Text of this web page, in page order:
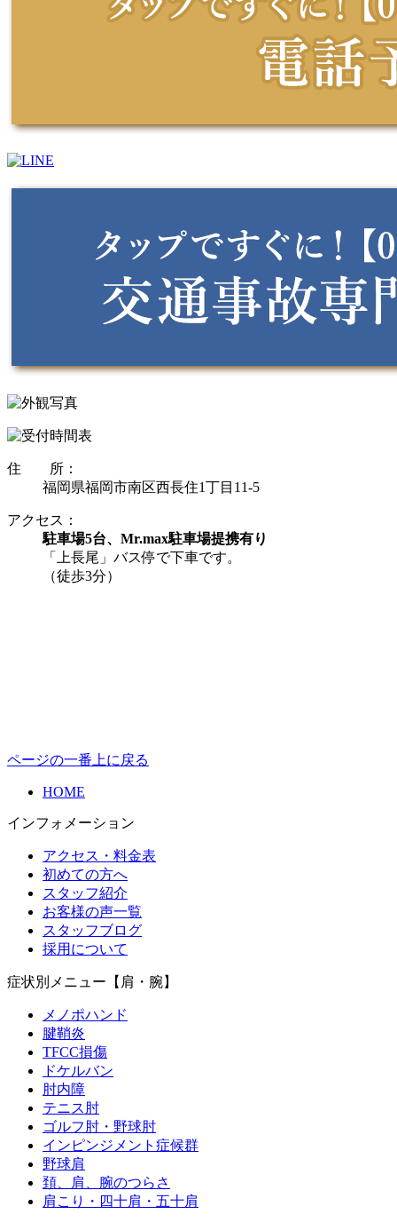
住 所：
福岡県福岡市南区西長住1丁目11-5
アクセス：
駐車場5台、Mr.max駐車場提携有り
「上長尾」バス停で下車です。
（徒歩3分）
ページの一番上に戻る
HOME
インフォメーション
アクセス・料金表
初めての方へ
スタッフ紹介
お客様の声一覧
スタッフブログ
採用について
症状別メニュー【肩・腕】
メノポハンド
腱鞘炎
TFCC損傷
ドケルバン
肘内障
テニス肘
ゴルフ肘・野球肘
インピンジメント症候群
野球肩
頚、肩、腕のつらさ
肩こり・四十肩・五十肩